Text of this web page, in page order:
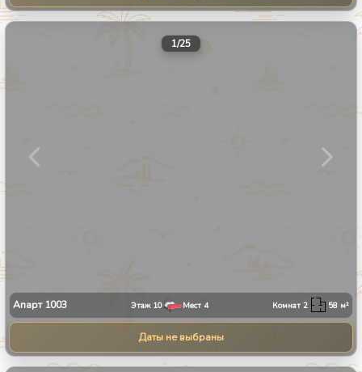
1/25
Апарт 1003 Этаж 10 Мест 4 Комнат2 58 м²
Даты не выбраны